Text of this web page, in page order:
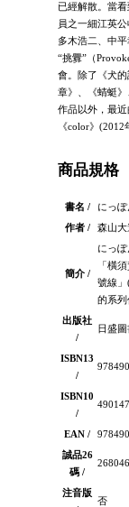
已經解散。當
員之一細江英
多木浩二、中
“挑釁”（
會。除了《犬
章》、《蜻蜓
作品以外，最近
《color》(2012
商品規格
書名 /
にっぽ
作者 /
森山大
簡介 /
にっ
「橫
號線」
的系列
出版社
/
日盛
ISBN13
/
ISBN10
/
EAN /
誠品26
碼 /
注音版
否